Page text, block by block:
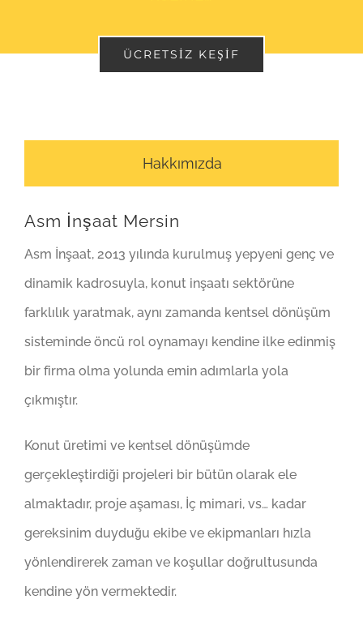
ÜCRETSIZ KEŞIF
Hakkımızda
Asm İnşaat Mersin
Asm İnşaat, 2013 yılında kurulmuş yepyeni genç ve
dinamik kadrosuyla, konut inşaatı sektörüne
farklılık yaratmak, aynı zamanda kentsel dönüşüm
sisteminde öncü rol oynamayı kendine ilke edinmiş
bir firma olma yolunda emin adımlarla yola
çıkmıştır.
Konut üretimi ve kentsel dönüşümde
gerçekleştirdiği projeleri bir bütün olarak ele
almaktadır, proje aşaması, İç mimari, vs… kadar
gereksinim duyduğu ekibe ve ekipmanları hızla
yönlendirerek zaman ve koşullar doğrultusunda
kendine yön vermektedir.